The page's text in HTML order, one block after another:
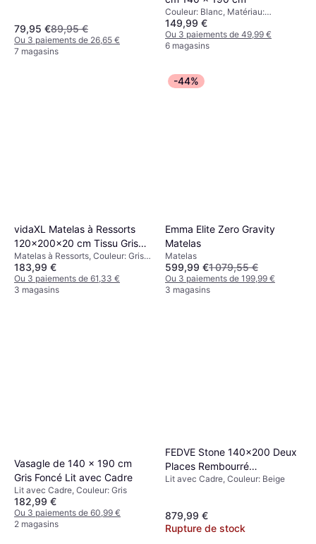
79,95 €89,95 €
Ou 3 paiements de 26,65 €
7 magasins
Couleur: Blanc, Matériau:
Polyester, Épaisseur du Matelas:
10 cm
149,99 €
Ou 3 paiements de 49,99 €
6 magasins
vidaXL Matelas à Ressorts
120x200x20 cm Tissu Gris
Clair Matelas à Ressorts
Matelas à Ressorts, Couleur: Gris,
Remplissage: Mousse, Matériau:
Polyester, Tissu, Épaisseur du
Matelas: 20 cm, Fermeté: Moyen
183,99 €
Ou 3 paiements de 61,33 €
3 magasins
-44%
Emma Elite Zero Gravity
Matelas
Matelas
599,99 €1 079,55 €
Ou 3 paiements de 199,99 €
3 magasins
Vasagle de 140 x 190 cm
Gris Foncé Lit avec Cadre
Lit avec Cadre, Couleur: Gris
182,99 €
Ou 3 paiements de 60,99 €
2 magasins
FEDVE Stone 140x200 Deux
Places Rembourré
Rangement Beige Lit avec
Lit avec Cadre, Couleur: Beige
879,99 €
Rupture de stock